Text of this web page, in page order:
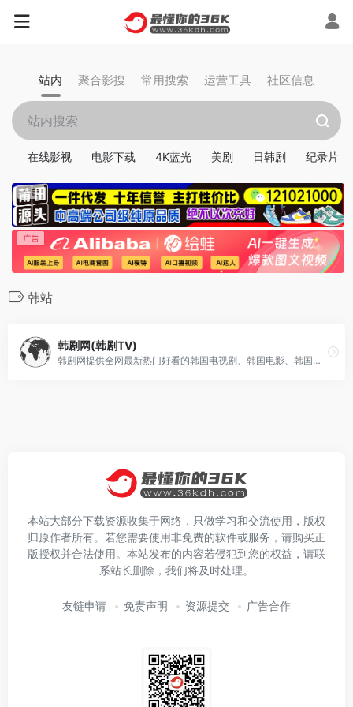
站内 聚合影搜 常用搜索 运营工具 社区信息
在线影视 电影下载 4K蓝光 美剧 日韩剧 纪录片
韩站
韩剧网(韩剧TV)
韩剧网提供全网最新热门好看的韩国电视剧、韩国电影、韩国综艺，下载安装APP后立刻开启免费观看韩剧的美好体验。丰富精彩的韩剧内容,每日实时更新!
本站大部分下载资源收集于网络，只做学习和交流使用，版权
归原作者所有。若您需要使用非免费的软件或服务，请购买正
版授权并合法使用。本站发布的内容若侵犯到您的权益，请联
系站长删除，我们将及时处理。
友链申请 免责声明 资源提交 广告合作